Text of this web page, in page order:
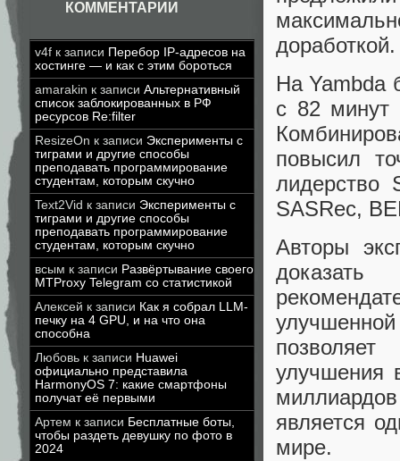
КОММЕНТАРИИ
v4f к записи Перебор IP-адресов на
хостинге — и как с этим бороться
amarakin к записи Альтернативный
список заблокированных в РФ
ресурсов Re:filter
ResizeOn к записи Эксперименты с
тиграми и другие способы
преподавать программирование
студентам, которым скучно
Text2Vid к записи Эксперименты с
тиграми и другие способы
преподавать программирование
студентам, которым скучно
всым к записи Развёртывание своего
MTProxy Telegram со статистикой
Алексей к записи Как я собрал LLM-
печку на 4 GPU, и на что она
способна
Любовь к записи Huawei
официально представила
HarmonyOS 7: какие смартфоны
получат её первыми
Артем к записи Бесплатные боты,
чтобы раздеть девушку по фото в
2024
доработкой.
На Yambda
с 82 минут
повысил
лидерство
SASRec,
Авторы
доказать
улучшения
является
мире.